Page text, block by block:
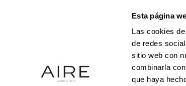
Esta página
Las cookies
de redes
sitio web con
combinarla
que haya